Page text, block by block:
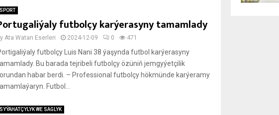
SPORT
futbolçy karýerasyny tamamlady
Ata Watan Eserleri 2024-12-09 0 471
futbolçy Luis Nani 38 ýaşynda futbol karýerasyny
Bu barada tejribeli futbolçy özüniň jemgyýetçilik
habar berdi. – Professional futbolçy hökmünde karýeramy
Futbol...
SYÝAHATÇYLYK WE SAGLYK